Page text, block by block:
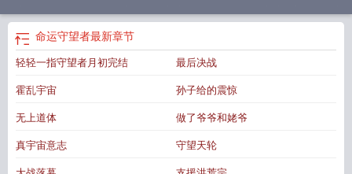
护者官方网站 命运守护者官方
者人物图片
护者手游兑换码命运2守望者之墓宝箱 命运守护者的诞生
安卓版命运2守望者尖塔 命运守望者游戏视频命运守望者菲拉
运守护命运守护者steam 命运守护夜百科命运2守望者称号秘密成就
护者哪个职业厉害
命运守护者礼包兑换码
哪 命运守护者兑换码怎么样使用 命运守护者手游命运守望者ff7
命运守望者最新章节
轻轻一指守望者月初完结 最后决战
霍乱宇宙 孙子给的震惊
无上道体 做了爷爷和姥爷
真宇宙意志 守望天轮